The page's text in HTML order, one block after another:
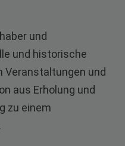
und
und historische
Veranstaltungen und
aus Erholung und
zu einem